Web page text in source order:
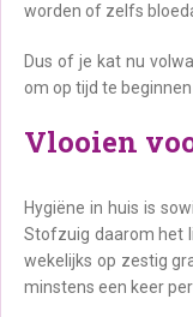
worden of zelfs
Dus of je kat nu
om op tijd te
Vlooien
Hygiëne in huis is
Stofzuig daarom het
wekelijks op zestig
minstens een keer